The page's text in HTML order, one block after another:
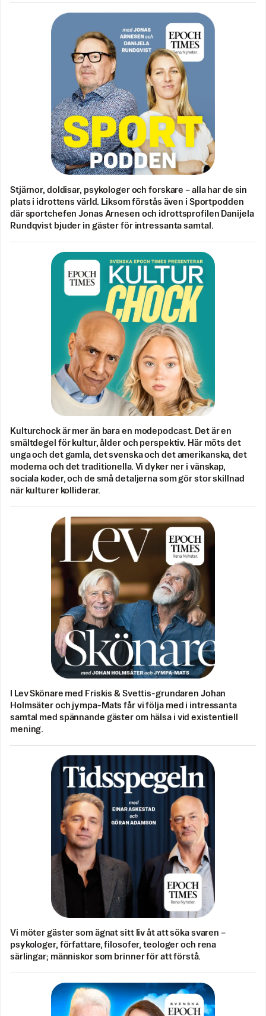
Stjärnor, doldisar, psykologer och forskare – alla har de sin
plats i idrottens värld. Liksom förstås även i Sportpodden
där sportchefen Jonas Arnesen och idrottsprofilen Danijela
Rundqvist bjuder in gäster för intressanta samtal.
Kulturchock är mer än bara en modepodcast. Det är en
smältdegel för kultur, ålder och perspektiv. Här möts det
unga och det gamla, det svenska och det amerikanska, det
moderna och det traditionella. Vi dyker ner i vänskap,
sociala koder, och de små detaljerna som gör stor skillnad
när kulturer kolliderar.
I Lev Skönare med Friskis & Svettis-grundaren Johan
Holmsäter och jympa-Mats får vi följa med i intressanta
samtal med spännande gäster om hälsa i vid existentiell
mening.
Vi möter gäster som ägnat sitt liv åt att söka svaren –
psykologer, författare, filosofer, teologer och rena
särlingar; människor som brinner för att förstå.